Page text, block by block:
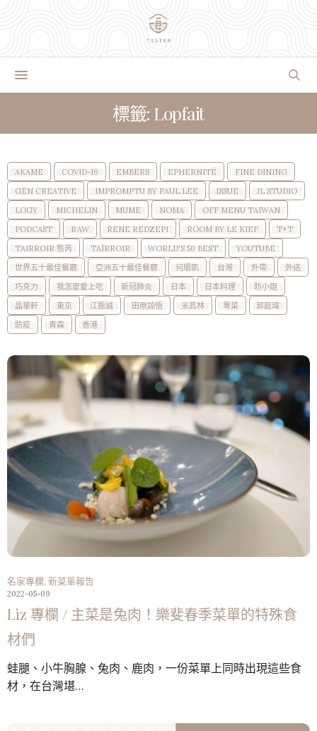
標籤: Lopfait
AKAME COVID-19 EMBERS EPHERNITÉ
FINE DINING
GĒN CREATIVE
IMPROMPTU BY PAUL LEE ISSUE
JL STUDIO
LOGY
MICHELIN MUME NOMA
OFF MENU TAIWAN
PODCAST
RAW RENE REDZEPI ROOM BY LE KIEF
T+T
TAIRROIR 態芮
TAÏRROIR WORLD'S 50 BEST
YOUTUBE
世界五十最佳餐廳
亞洲五十最佳餐廳 何順凱 台灣 外帶
外送
巧克力
我怎麼愛上吃 新冠肺炎 日本 日本料理
昉小姐
晶華軒
東京 江振誠 田原諒悟 米其林 粵菜
郭庭瑋
防疫
青森 香港
名家專欄, 新菜單報告
2022-05-09
Liz 專欄 / 主菜是兔肉！樂斐春季菜單的特殊食
材們
蛙腿、小牛胸腺、兔肉、鹿肉，一份菜單上同時出現這些食
材，在台灣堪…